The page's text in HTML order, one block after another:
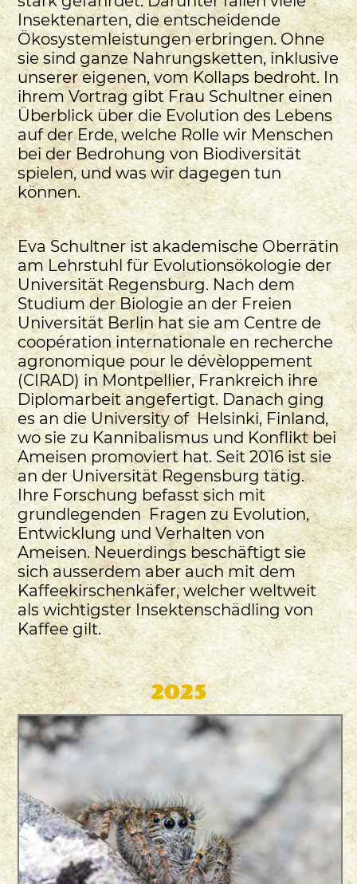
Insektenarten, die entscheidende
Ökosystemleistungen erbringen. Ohne
sie sind ganze Nahrungsketten, inklusive
unserer eigenen, vom Kollaps bedroht. In
ihrem Vortrag gibt Frau Schultner einen
Überblick über die Evolution des Lebens
auf der Erde, welche Rolle wir Menschen
bei der Bedrohung von Biodiversität
spielen, und was wir dagegen tun
können.
Eva Schultner ist akademische Oberrätin
am Lehrstuhl für Evolutionsökologie der
Universität Regensburg. Nach dem
Studium der Biologie an der Freien
Universität Berlin hat sie am Centre de
coopération internationale en recherche
agronomique pour le dévèloppement
(CIRAD) in Montpellier, Frankreich ihre
Diplomarbeit angefertigt. Danach ging
es an die University of Helsinki, Finland,
wo sie zu Kannibalismus und Konflikt bei
Ameisen promoviert hat. Seit 2016 ist sie
an der Universität Regensburg tätig.
Ihre Forschung befasst sich mit
grundlegenden Fragen zu Evolution,
Entwicklung und Verhalten von
Ameisen. Neuerdings beschäftigt sie
sich ausserdem aber auch mit dem
Kaffeekirschenkäfer, welcher weltweit
als wichtigster Insektenschädling von
Kaffee gilt.
2025